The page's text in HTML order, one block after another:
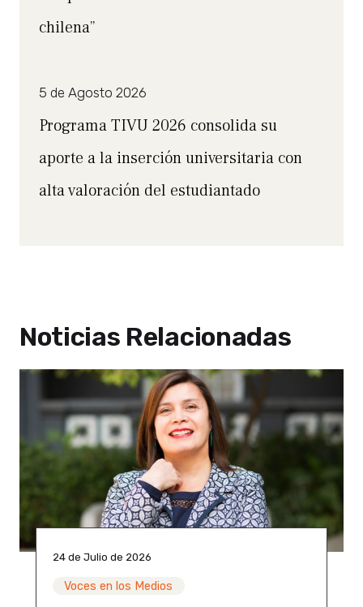
chilena”
5 de Agosto 2026
Programa TIVU 2026 consolida su
aporte a la inserción universitaria con
alta valoración del estudiantado
Noticias Relacionadas
24 de Julio de 2026
Voces en los Medios